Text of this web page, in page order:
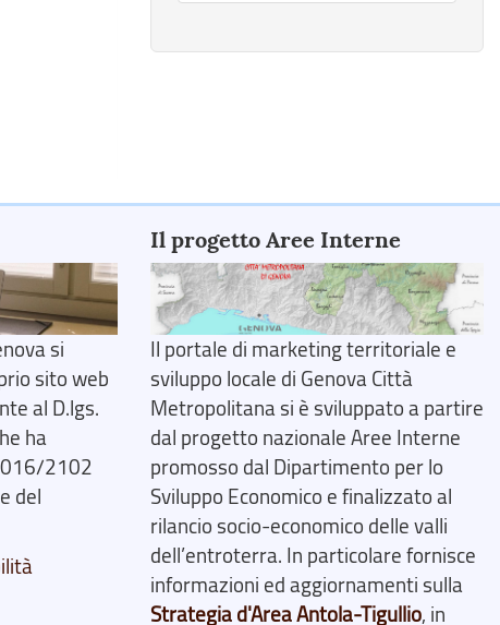
si
sito web
al D.lgs.
ha
2102
del
Il progetto Aree Interne
Il portale di marketing territoriale e
sviluppo locale di Genova Città
Metropolitana si è sviluppato a partire
dal progetto nazionale Aree Interne
promosso dal Dipartimento per lo
Sviluppo Economico e finalizzato al
rilancio socio-economico delle valli
dell’entroterra. In particolare fornisce
informazioni ed aggiornamenti sulla
Strategia d'Area Antola-Tigullio, in